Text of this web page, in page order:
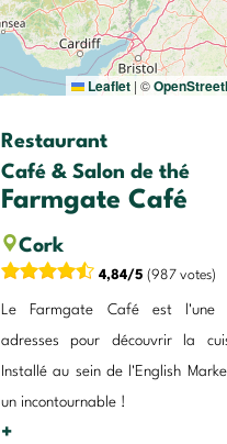
Leaflet | ©
Restaurant
Café & Salon de thé
Farmgate Café
Cork
4,84/5 (987 votes)
Le Farmgate Café est l'une
adresses pour découvrir la
Installé au sein de l'English
un incontournable !
+